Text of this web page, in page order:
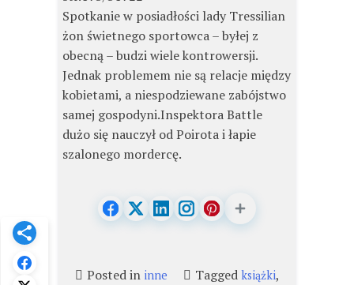
Spotkanie w posiadłości lady Tressilian
żon świetnego sportowca – byłej z
obecną – budzi wiele kontrowersji.
Jednak problemem nie są relacje między
kobietami, a niespodziewane zabójstwo
samej gospodyni.Inspektora Battle
dużo się nauczył od Poirota i łapie
szalonego mordercę.
Posted in inne Tagged książki,